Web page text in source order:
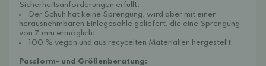
Sicherheitsanforderungen erfüllt.
Der Schuh hat keine Sprengung, wird aber mit einer
herausnehmbaren Einlegesohle geliefert, die eine Sprengung
von 7 mm ermöglicht.
100 % vegan und aus recycelten Materialien hergestellt
Passform- und Größenberatung: